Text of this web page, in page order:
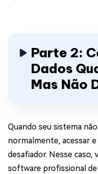
Parte 2:
Dados
Mas Não
Quando seu sistema
normalmente, acessar
desafiador. Nesse
software profissional de